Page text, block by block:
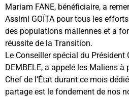
Mariam FANE, bénéficiaire, a
Assimi GOÏTA pour tous les
des populations maliennes et a
réussite de la Transition.
Le Conseiller spécial du Président
DEMBELE, a appelé les Maliens à
Chef de l’État durant ce mois
partage est le fondement de nos